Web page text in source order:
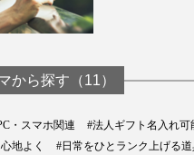
です。エアコンをご使用の際は、吹き出
ださい
から探す（11）
・スマホ関連
#法人ギフト名入れ可
地よく
#日常をひとランク上げる